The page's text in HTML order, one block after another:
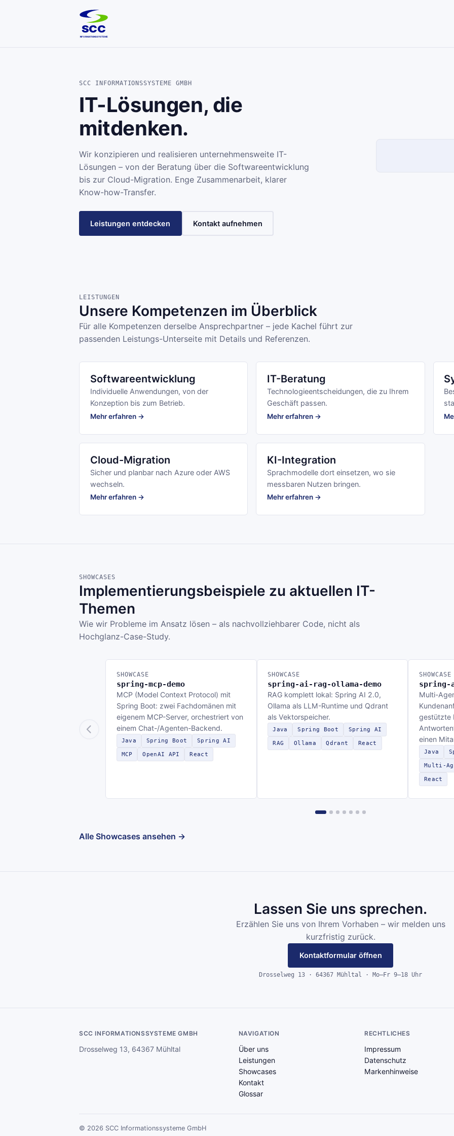
SCC
INFORMATIONSSYSTEME
SCC INFORMATIONSSYSTEME GMBH
IT-Lösungen, die
mitdenken.
Wir konzipieren und realisieren unternehmensweite IT-
Lösungen – von der Beratung über die Softwareentwicklung
bis zur Cloud-Migration. Enge Zusammenarbeit, klarer
Know-how-Transfer.
Leistungen entdecken Kontakt aufnehmen
LEISTUNGEN
Unsere Kompetenzen im Überblick
Für alle Kompetenzen derselbe Ansprechpartner – jede Kachel führt zur
passenden Leistungs-Unterseite mit Details und Referenzen.
Softwareentwicklung
Individuelle Anwendungen, von der
Konzeption bis zum Betrieb.
Mehr erfahren →
IT-Beratung
Technologieentscheidungen, die zu Ihrem
Geschäft passen.
Mehr erfahren →
Cloud-Migration
Sicher und planbar nach Azure oder AWS
wechseln.
Mehr erfahren →
KI-Integration
Sprachmodelle dort einsetzen, wo sie
messbaren Nutzen bringen.
Mehr erfahren →
SHOWCASES
Implementierungsbeispiele zu aktuellen IT-
Themen
Wie wir Probleme im Ansatz lösen – als nachvollziehbarer Code, nicht als
Hochglanz-Case-Study.
SHOWCASE
spring-mcp-demo
MCP (Model Context Protocol) mit
Spring Boot: zwei Fachdomänen mit
eigenem MCP-Server, orchestriert von
einem Chat-/Agenten-Backend.
Java Spring Boot Spring AI
MCP OpenAI API React
SHOWCASE
spring-ai-rag-ollama-demo
RAG komplett lokal: Spring AI 2.0,
Ollama als LLM-Runtime und Qdrant
als Vektorspeicher.
Java Spring Boot Spring AI
RAG Ollama Qdrant React
SHOWCASE
spring-
Multi-
gestützte
einen
Java
Multi-
React
Alle Showcases ansehen →
Lassen Sie uns sprechen.
Erzählen Sie uns von Ihrem Vorhaben – wir melden uns
kurzfristig zurück.
Kontaktformular öffnen
Drosselweg 13 · 64367 Mühltal · Mo–Fr 9–18 Uhr
SCC INFORMATIONSSYSTEME GMBH
Drosselweg 13, 64367 Mühltal
NAVIGATION
Über uns
Leistungen
Showcases
Kontakt
Glossar
RECHTLICHES
Impressum
Datenschutz
Markenhinweise
© 2026 SCC Informationssysteme GmbH